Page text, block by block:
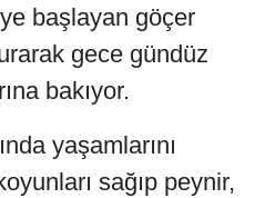
başlayan göçer
gece gündüz
bakıyor.
yaşamlarını
sağıp peynir,